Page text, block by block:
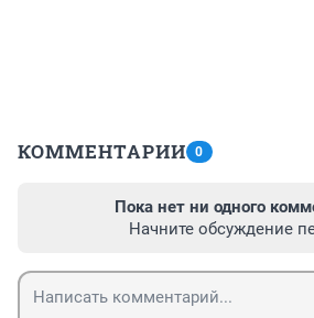
КОММЕНТАРИИ 0
Пока нет ни одного
Начните обсуждение